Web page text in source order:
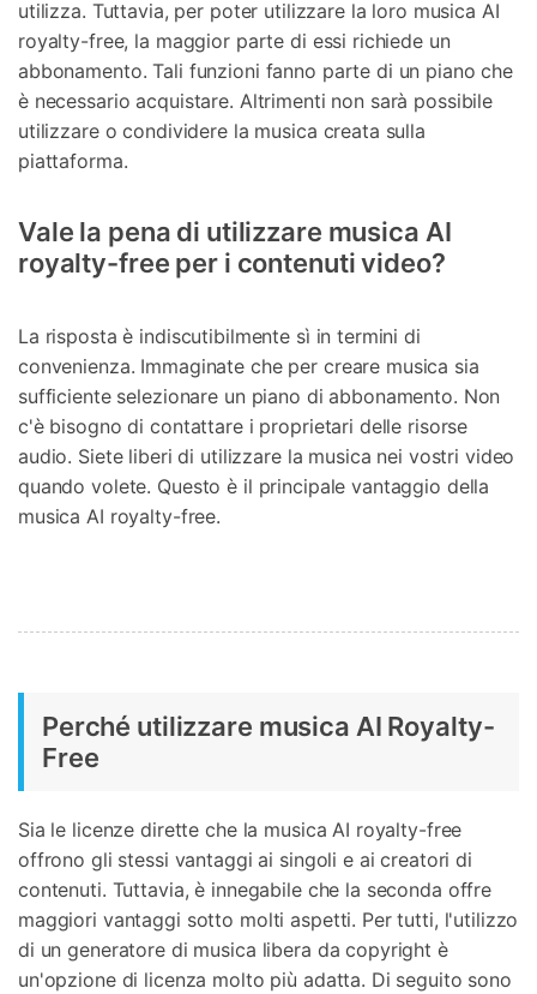
utilizza. Tuttavia, per poter utilizzare la loro musica AI
royalty-free, la maggior parte di essi richiede un
abbonamento. Tali funzioni fanno parte di un piano che
è necessario acquistare. Altrimenti non sarà possibile
utilizzare o condividere la musica creata sulla
piattaforma.
Vale la pena di utilizzare musica AI
royalty-free per i contenuti video?
La risposta è indiscutibilmente sì in termini di
convenienza. Immaginate che per creare musica sia
sufficiente selezionare un piano di abbonamento. Non
c'è bisogno di contattare i proprietari delle risorse
audio. Siete liberi di utilizzare la musica nei vostri video
quando volete. Questo è il principale vantaggio della
musica AI royalty-free.
Perché utilizzare musica AI Royalty-
Free
Sia le licenze dirette che la musica AI royalty-free
offrono gli stessi vantaggi ai singoli e ai creatori di
contenuti. Tuttavia, è innegabile che la seconda offre
maggiori vantaggi sotto molti aspetti. Per tutti, l'utilizzo
di un generatore di musica libera da copyright è
un'opzione di licenza molto più adatta. Di seguito sono